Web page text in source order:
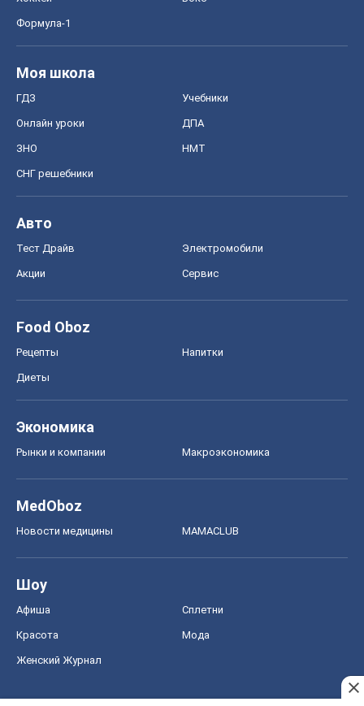
Формула-1
Моя школа
ГДЗ Учебники
Онлайн уроки ДПА
ЗНО НМТ
СНГ решебники
Авто
Тест Драйв Электромобили
Акции Сервис
Food Oboz
Рецепты Напитки
Диеты
Экономика
Рынки и компании Mакроэкономика
MedOboz
Новости медицины MAMACLUB
Шоу
Афиша Сплетни
Красота Мода
Женский Журнал